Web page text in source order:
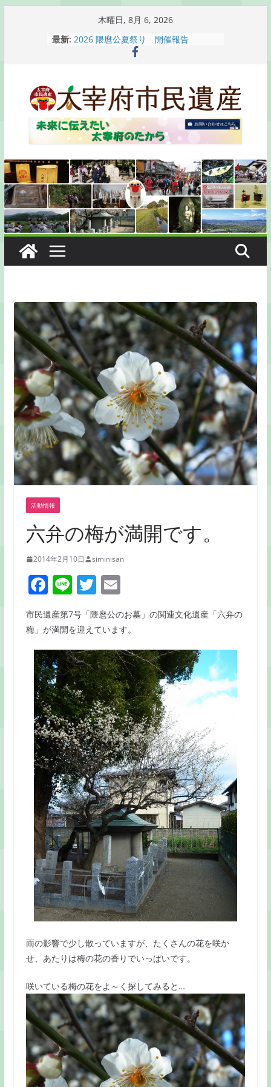
プ
木曜日, 8月 6, 2026
最新: 2026 隈麿公夏祭り 開催報告
通古賀歴史勉強会が開催されます
梅香苑夏まつり子どもみこし開催のお
知らせ
木うそ絵付け体験のお知らせ
活動情報
六弁の梅が満開です。
2014年2月10日 siminisan
F
a
c
e
b
o
o
k
Li
n
e
T
w
itt
er
E
m
ai
l
市民遺産第7号「隈麿公のお墓」の関連文化遺産「六弁の
梅」が満開を迎えています。
雨の影響で少し散っていますが、たくさんの花を咲か
せ、あたりは梅の花の香りでいっぱいです。
咲いている梅の花をよ～く探してみると…